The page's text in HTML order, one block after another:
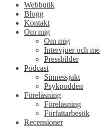
Webbutik
Blogg
Kontakt
Om mig
Om mig
Intervjuer och
Pressbilder
Podcast
Sinnessjukt
Psykpodden
Föreläsning
Föreläsning
Författarbesök
Recensioner